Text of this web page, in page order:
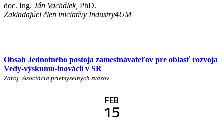
doc. Ing. Ján Vachálek, PhD.
Zakladajúci člen iniciatívy Industry4UM
Obsah Jednotného postoja zamestnávateľov pre oblasť rozvoja
Vedy-výskumu-inovácií v SR
Zdroj: Asociácia priemyselných zväzov
FEB
15